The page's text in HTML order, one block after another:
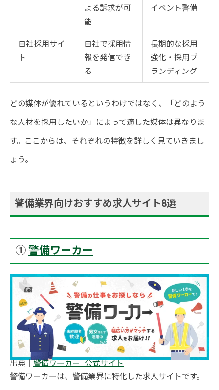
よる訴求が可
能
イベント警備
自社採用サイ
ト
自社で採用情
報を発信でき
る
長期的な採用
強化・採用ブ
ランディング
どの媒体が優れているというわけではなく、「どのよう
な人材を採用したいか」によって適した媒体は異なりま
す。ここからは、それぞれの特徴を詳しく見ていきまし
ょう。
警備業界向けおすすめ求人サイト8選
① 警備ワーカー
出典｜ 警備ワーカー_公式サイト
警備ワーカーは、警備業界に特化した求人サイトです。